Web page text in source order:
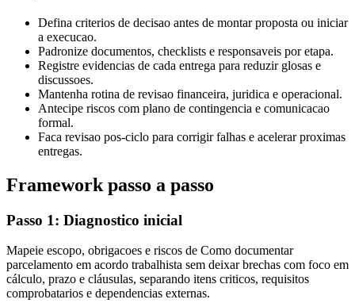
Defina criterios de decisao antes de montar proposta ou iniciar
a execucao.
Padronize documentos, checklists e responsaveis por etapa.
Registre evidencias de cada entrega para reduzir glosas e
discussoes.
Mantenha rotina de revisao financeira, juridica e operacional.
Antecipe riscos com plano de contingencia e comunicacao
formal.
Faca revisao pos-ciclo para corrigir falhas e acelerar proximas
entregas.
Framework passo a passo
Passo 1: Diagnostico inicial
Mapeie escopo, obrigacoes e riscos de Como documentar
parcelamento em acordo trabalhista sem deixar brechas com foco em
cálculo, prazo e cláusulas, separando itens criticos, requisitos
comprobatarios e dependencias externas.